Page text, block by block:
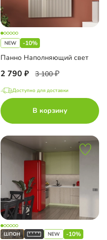
-10%
Панно Наполняющий свет
2 790 3 100
Доступно для доставки
В корзину
-10%